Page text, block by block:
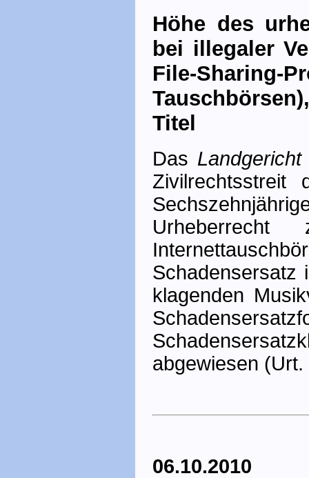
Höhe des
bei illegaler
File-
Titel
Das
klagenden
abgewiesen
06.10.2010